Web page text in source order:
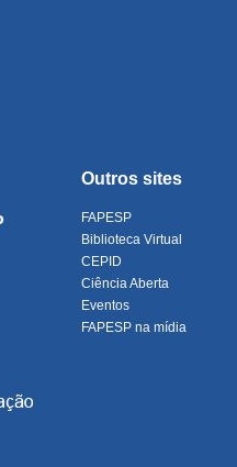
Outros sites
FAPESP
Biblioteca Virtual
CEPID
Ciência Aberta
Eventos
FAPESP na mídia